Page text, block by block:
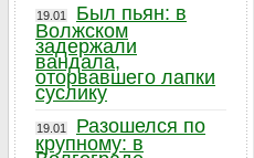
19.01
Был пьян: в
Волжском
задержали
вандала,
оторвавшего лапки
суслику
19.01
Разошелся по
крупному: в